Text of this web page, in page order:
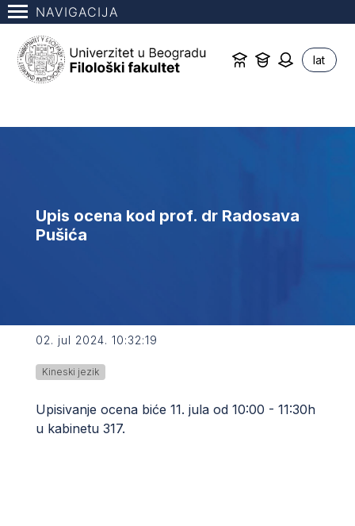
NAVIGACIJA
lat
Upis ocena kod prof. dr Radosava
Pušića
02. jul 2024. 10:32:19
Kineski jezik
Upisivanje ocena biće 11. jula od 10:00 - 11:30h
u kabinetu 317.